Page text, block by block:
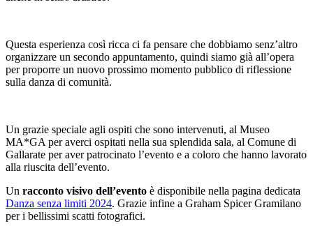
Questa esperienza così ricca ci fa pensare che dobbiamo senz’altro
organizzare un secondo appuntamento, quindi siamo già all’opera
per proporre un nuovo prossimo momento pubblico di riflessione
sulla danza di comunità.
Un grazie speciale agli ospiti che sono intervenuti, al Museo
MA*GA per averci ospitati nella sua splendida sala, al Comune di
Gallarate per aver patrocinato l’evento e a coloro che hanno lavorato
alla riuscita dell’evento.
Un racconto visivo dell’evento è disponibile nella pagina dedicata
Danza senza limiti 2024. Grazie infine a Graham Spicer Gramilano
per i bellissimi scatti fotografici.